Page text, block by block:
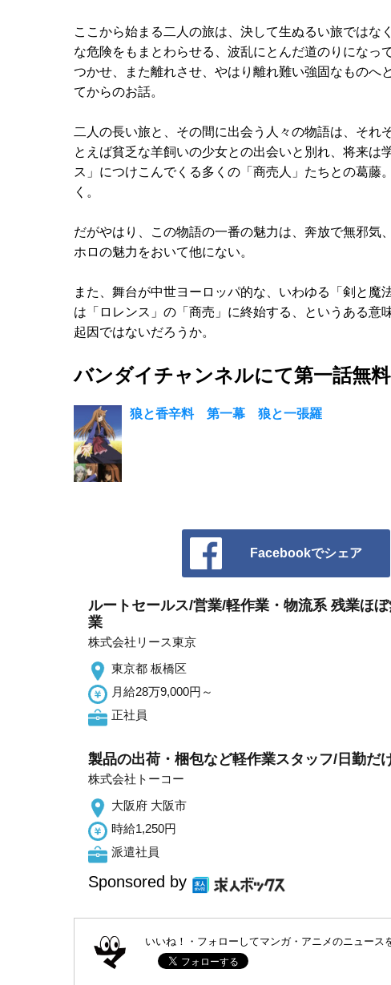
ここから始まる二人の旅は、決して生ぬるい旅ではな
な危険をもまとわらせる、波乱にとんだ道のりにな
つかせ、また離れさせ、やはり離れ難い強固なものへ
てからのお話。
二人の長い旅と、その間に出会う人々の物語は、そ
とえば貧乏な羊飼いの少女との出会いと別れ、将来
ス」につけこんでくる多くの「商売人」たちとの葛
く。
だがやはり、この物語の一番の魅力は、奔放で無邪
ホロの魅力をおいて他にない。
また、舞台が中世ヨーロッパ的な、いわゆる「剣と
は「ロレンス」の「商売」に終始する、というある
起因ではないだろうか。
バンダイチャンネルにて第一話無
狼と香辛料 第一幕 狼と一張羅
Facebookでシェア
ルートセールス/営業/軽作業・物流系 残業ほ
業
株式会社リース東京
東京都 板橋区
月給28万9,000円～
正社員
製品の出荷・梱包など軽作業スタッフ/日勤だ
株式会社トーコー
大阪府 大阪市
時給1,250円
派遣社員
Sponsored by
いいね！・フォローしてマンガ・アニメのニュース